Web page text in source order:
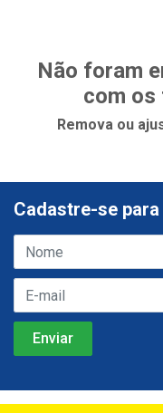
Não foram
com
Remova ou
Cadastre-se